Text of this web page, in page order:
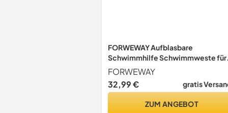
FORWEWAY Aufblasbare
Schwimmhilfe Schwimmweste für
Erwachsene (bis 100 kg & 150-200
cm), Verstellbare Doppelkammer
mit Hochsichtbarkeit – Für Kajak,
FORWEWAY
32,99 €
gratis
ZUM ANGEBOT